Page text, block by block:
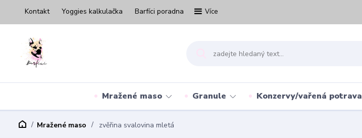
Kontakt Yoggies kalkulačka Barfíci poradna Více
Mražené maso Granule Konzervy/vařená potrava
Mražené maso zvěřina svalovina mletá